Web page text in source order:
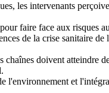
les intervenants
faire face aux risques
de la crise sanitaire
doivent
et